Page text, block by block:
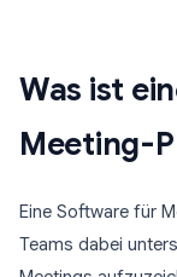
Was ist
Meeting-
Eine Software für
Teams dabei